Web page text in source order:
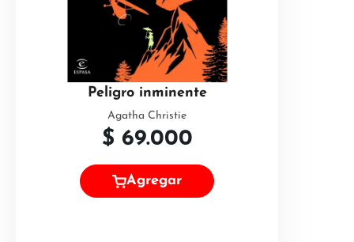
Peligro inminente
Agatha Christie
$ 69.000
Agregar